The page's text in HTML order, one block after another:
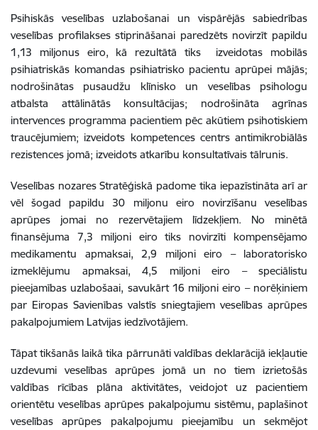
Psihiskās veselības uzlabošanai un vispārējās sabiedrības
veselības profilakses stiprināšanai paredzēts novirzīt papildu
1,13 miljonus eiro, kā rezultātā tiks izveidotas mobilās
psihiatriskās komandas psihiatrisko pacientu aprūpei mājās;
nodrošinātas pusaudžu klīnisko un veselības psihologu
atbalsta attālinātās konsultācijas; nodrošināta agrīnas
intervences programma pacientiem pēc akūtiem psihotiskiem
traucējumiem; izveidots kompetences centrs antimikrobiālās
rezistences jomā; izveidots atkarību konsultatīvais tālrunis.
Veselības nozares Stratēģiskā padome tika iepazīstināta arī ar
vēl šogad papildu 30 miljonu eiro novirzīšanu veselības
aprūpes jomai no rezervētajiem līdzekļiem. No minētā
finansējuma 7,3 miljoni eiro tiks novirzīti kompensējamo
medikamentu apmaksai, 2,9 miljoni eiro – laboratorisko
izmeklējumu apmaksai, 4,5 miljoni eiro – speciālistu
pieejamības uzlabošaai, savukārt 16 miljoni eiro – norēķiniem
par Eiropas Savienības valstīs sniegtajiem veselības aprūpes
pakalpojumiem Latvijas iedzīvotājiem.
Tāpat tikšanās laikā tika pārrunāti valdības deklarācijā iekļautie
uzdevumi veselības aprūpes jomā un no tiem izrietošās
valdības rīcības plāna aktivitātes, veidojot uz pacientiem
orientētu veselības aprūpes pakalpojumu sistēmu, paplašinot
veselības aprūpes pakalpojumu pieejamību un sekmējot